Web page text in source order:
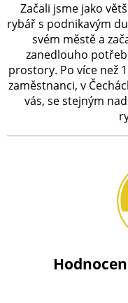
Začali jsme jako
rybář s podnikavým
svém městě a
zanedlouho
prostory. Po více než
zaměstnanci, v
vás, se stejným